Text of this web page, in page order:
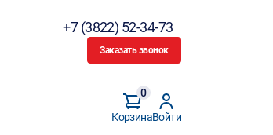
+7 (3822) 52-34-73
Заказать звонок
Корзина
0
Войти